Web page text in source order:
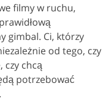
filmy w ruchu,
gimbal. Ci, którzy
od tego, czy
czy chcą
potrzebować